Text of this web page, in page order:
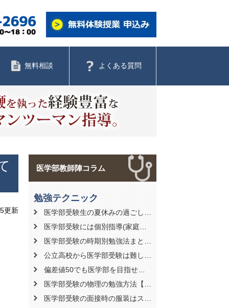
無料相談 よくある質問
更新
医学部教師陣コラム
勉強テクニック
医学部受験生の夏休みの過ごし方【効率的な学習計画の立て方について】
医学部受験には個別指導(家庭教師)がおすすめ？学習方法別のメリット・デメリット
医学部受験の時期別勉強法まとめ【必要勉強時間の目安はどれくらい？】
公立高校から医学部受験は難しい？おすすめの勉強方法まとめ
偏差値50でも医学部を目指せる？合格に向けてのおすすめ受験勉強とは
医学部受験の物理の勉強方法【特徴や物理選択のメリット・デメリット】
医学部受験の面接時の服装はスーツ？身だしなみや言葉遣いについても解説